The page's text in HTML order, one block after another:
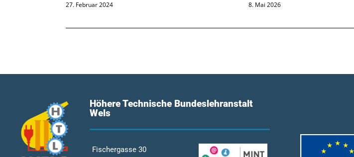
27. Februar 2024 8. Mai 2026
Höhere Technische Bundeslehranstalt
Wels
Fischergasse 30